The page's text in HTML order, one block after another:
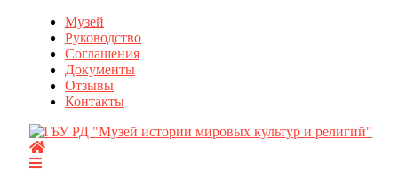
Перейти
содержимому
Музей
Руководство
Соглашения
Документы
Отзывы
Контакты